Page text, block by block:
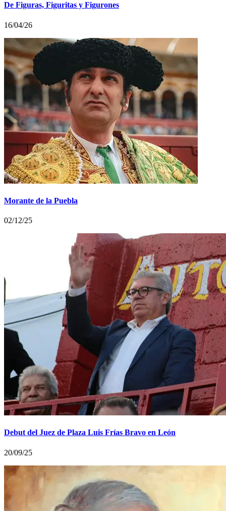
De Figuras, Figuritas y Figurones
16/04/26
Morante de la Puebla
02/12/25
Debut del Juez de Plaza Luis Frías Bravo en León
20/09/25